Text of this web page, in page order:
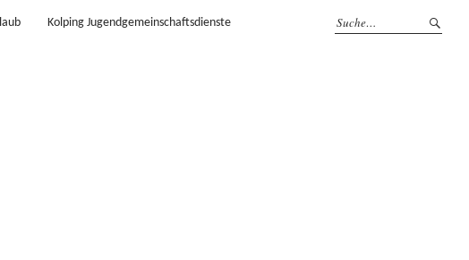
Kolping Jugendgemeinschaftsdienste